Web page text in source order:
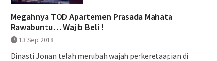
Megahnya TOD Apartemen Prasada Mahata
Rawabuntu… Wajib Beli !
13 Sep 2018
Dinasti Jonan telah merubah wajah perkeretaapian di